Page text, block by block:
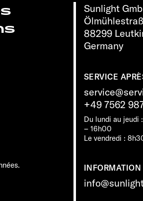
Sunlight
88299
Germany
SERVICE
+49 7562
Du lundi au jeudi
– 16h00
Le vendredi :
INFORMATION